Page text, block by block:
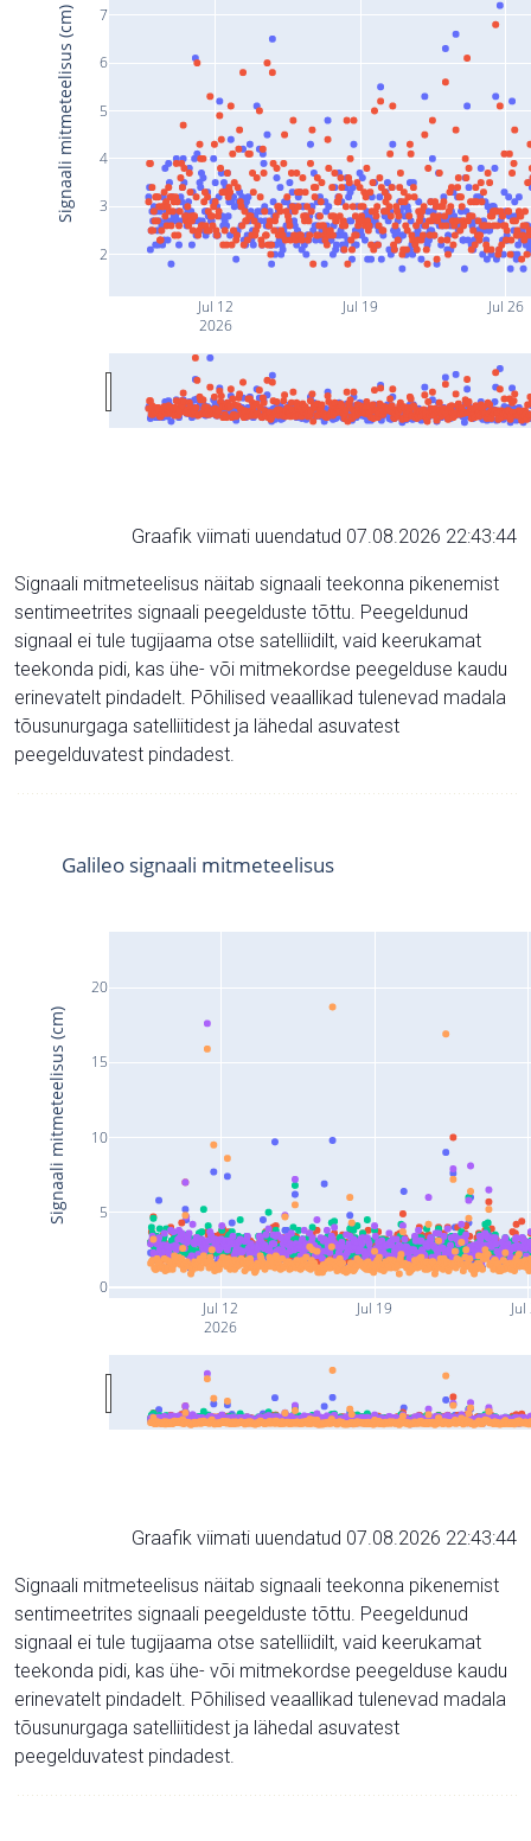
Jul 12
2026
Jul 19 Jul 26
2
3
4
5
6
7
Signaali mitmeteelisus (cm)
Graafik viimati uuendatud 07.08.2026 22:43:44
Signaali mitmeteelisus näitab signaali teekonna pikenemist
sentimeetrites signaali peegelduste tõttu. Peegeldunud
signaal ei tule tugijaama otse satelliidilt, vaid keerukamat
teekonda pidi, kas ühe- või mitmekordse peegelduse kaudu
erinevatelt pindadelt. Põhilised veaallikad tulenevad madala
tõusunurgaga satelliitidest ja lähedal asuvatest
peegelduvatest pindadest.
Jul 12
2026
Jul 19
0
5
10
15
20
Galileo signaali mitmeteelisus
Signaali mitmeteelisus (cm)
Graafik viimati uuendatud 07.08.2026 22:43:44
Signaali mitmeteelisus näitab signaali teekonna pikenemist
sentimeetrites signaali peegelduste tõttu. Peegeldunud
signaal ei tule tugijaama otse satelliidilt, vaid keerukamat
teekonda pidi, kas ühe- või mitmekordse peegelduse kaudu
erinevatelt pindadelt. Põhilised veaallikad tulenevad madala
tõusunurgaga satelliitidest ja lähedal asuvatest
peegelduvatest pindadest.